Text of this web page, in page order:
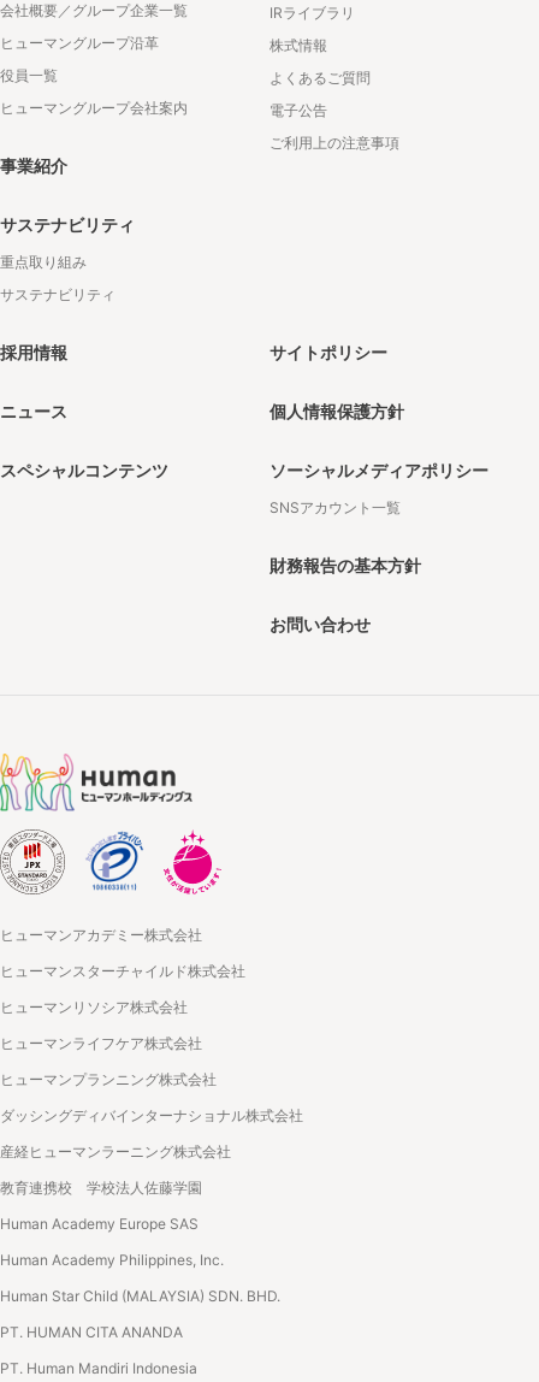
会社概要／グループ企業一覧
ヒューマングループ沿革
役員一覧
ヒューマングループ会社案内
事業紹介
サステナビリティ
重点取り組み
サステナビリティ
IRライブラリ
株式情報
よくあるご質問
電子公告
ご利用上の注意事項
採用情報
ニュース
スペシャルコンテンツ
サイトポリシー
個人情報保護方針
ソーシャルメディアポリシー
SNSアカウント一覧
財務報告の基本方針
お問い合わせ
ヒューマンアカデミー株式会社
ヒューマンスターチャイルド株式会社
ヒューマンリソシア株式会社
ヒューマンライフケア株式会社
ヒューマンプランニング株式会社
ダッシングディバインターナショナル株式会社
産経ヒューマンラーニング株式会社
教育連携校 学校法人佐藤学園
Human Academy Europe SAS
Human Academy Philippines, Inc.
Human Star Child (MALAYSIA) SDN. BHD.
PT. HUMAN CITA ANANDA
PT. Human Mandiri Indonesia